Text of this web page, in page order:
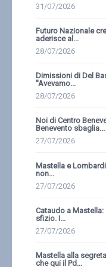
31/07/2026
Futuro Nazionale
aderisce al...
28/07/2026
Dimissioni di Del
''Avevamo...
28/07/2026
Noi di Centro
Benevento sbaglia...
27/07/2026
Mastella e
non...
27/07/2026
Cataudo a
sfizio. I...
27/07/2026
Mastella alla
che qui il Pd...